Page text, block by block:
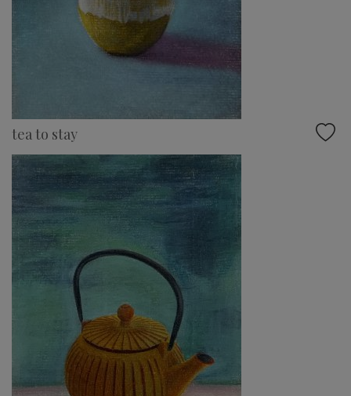
tea to stay